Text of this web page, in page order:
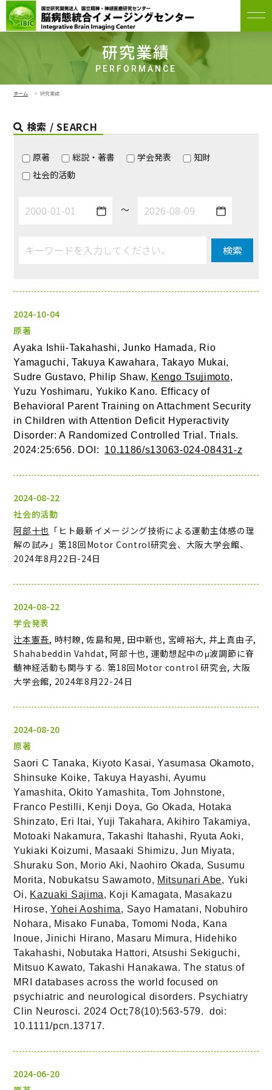
研究業績
PERFORMANCE
ホーム 研究業績
検索 / SEARCH
原著 総説・著書 学会発表
知財
社会的活動
～
検索
2024-10-04
原著
Ayaka Ishii-Takahashi, Junko Hamada, Rio
Yamaguchi, Takuya Kawahara, Takayo Mukai,
Sudre Gustavo, Philip Shaw, Kengo Tsujimoto,
Yuzu Yoshimaru, Yukiko Kano. Efficacy of
Behavioral Parent Training on Attachment Security
in Children with Attention Deficit Hyperactivity
Disorder: A Randomized Controlled Trial. Trials.
2024:25:656. DOI:
10.1186/s13063-024-08431-z
2024-08-22
社会的活動
阿部⼗也 「ヒト最新イメージング技術による運動主体感の理
解の試み」第18回Motor Control研究会、大阪大学会館、
2024年8月22日-24日
2024-08-22
学会発表
辻本憲吾, 時村瞭, 佐島和晃, 田中新也, 宮﨑裕大, 井上真由子,
Shahabeddin Vahdat, 阿部十也, 運動想起中のμ波調節に脊
髄神経活動も関与する. 第18回Motor control 研究会, 大阪
大学会館, 2024年8月22-24日
2024-08-20
原著
Saori C Tanaka, Kiyoto Kasai, Yasumasa Okamoto,
Shinsuke Koike, Takuya Hayashi, Ayumu
Yamashita, Okito Yamashita, Tom Johnstone,
Franco Pestilli, Kenji Doya, Go Okada, Hotaka
Shinzato, Eri Itai, Yuji Takahara, Akihiro Takamiya,
Motoaki Nakamura, Takashi Itahashi, Ryuta Aoki,
Yukiaki Koizumi, Masaaki Shimizu, Jun Miyata,
Shuraku Son, Morio Aki, Naohiro Okada, Susumu
Morita, Nobukatsu Sawamoto, Mitsunari Abe, Yuki
Oi, Kazuaki Sajima, Koji Kamagata, Masakazu
Hirose, Yohei Aoshima, Sayo Hamatani, Nobuhiro
Nohara, Misako Funaba, Tomomi Noda, Kana
Inoue, Jinichi Hirano, Masaru Mimura, Hidehiko
Takahashi, Nobutaka Hattori, Atsushi Sekiguchi,
Mitsuo Kawato, Takashi Hanakawa. The status of
MRI databases across the world focused on
psychiatric and neurological disorders. Psychiatry
Clin Neurosci. 2024 Oct;78(10):563-579. doi:
10.1111/pcn.13717.
2024-06-20